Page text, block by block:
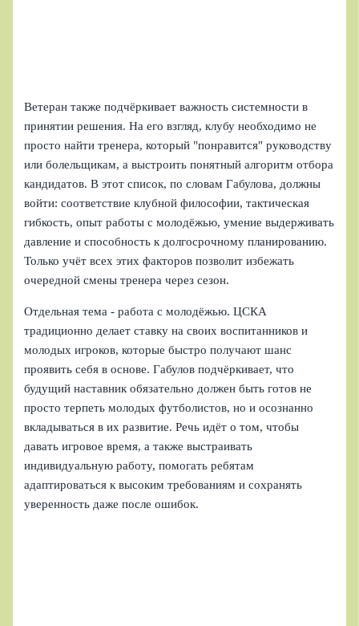
Ветеран также подчёркивает важность системности в
принятии решения. На его взгляд, клубу необходимо не
просто найти тренера, который "понравится" руководству
или болельщикам, а выстроить понятный алгоритм отбора
кандидатов. В этот список, по словам Габулова, должны
войти: соответствие клубной философии, тактическая
гибкость, опыт работы с молодёжью, умение выдерживать
давление и способность к долгосрочному планированию.
Только учёт всех этих факторов позволит избежать
очередной смены тренера через сезон.
Отдельная тема - работа с молодёжью. ЦСКА
традиционно делает ставку на своих воспитанников и
молодых игроков, которые быстро получают шанс
проявить себя в основе. Габулов подчёркивает, что
будущий наставник обязательно должен быть готов не
просто терпеть молодых футболистов, но и осознанно
вкладываться в их развитие. Речь идёт о том, чтобы
давать игровое время, а также выстраивать
индивидуальную работу, помогать ребятам
адаптироваться к высоким требованиям и сохранять
уверенность даже после ошибок.